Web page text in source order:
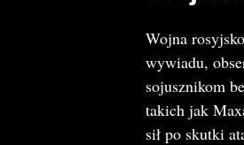
Wojna
wywiadu,
sojusznikom
takich jak
sił po skutki